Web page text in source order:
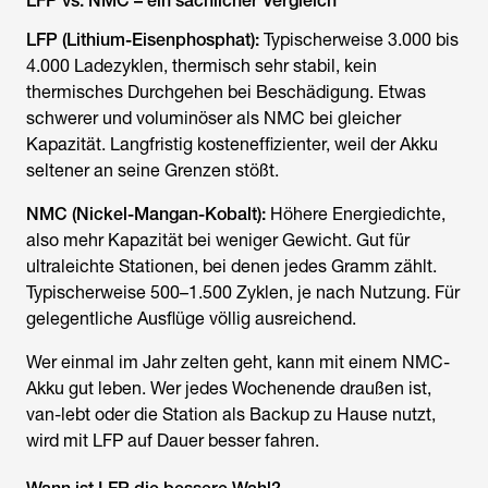
LFP (Lithium-Eisenphosphat): Typischerweise 3.000 bis
4.000 Ladezyklen, thermisch sehr stabil, kein
thermisches Durchgehen bei Beschädigung. Etwas
schwerer und voluminöser als NMC bei gleicher
Kapazität. Langfristig kosteneffizienter, weil der Akku
seltener an seine Grenzen stößt.
NMC (Nickel-Mangan-Kobalt): Höhere Energiedichte,
also mehr Kapazität bei weniger Gewicht. Gut für
ultraleichte Stationen, bei denen jedes Gramm zählt.
Typischerweise 500–1.500 Zyklen, je nach Nutzung. Für
gelegentliche Ausflüge völlig ausreichend.
Wer einmal im Jahr zelten geht, kann mit einem NMC-
Akku gut leben. Wer jedes Wochenende draußen ist,
van-lebt oder die Station als Backup zu Hause nutzt,
wird mit LFP auf Dauer besser fahren.